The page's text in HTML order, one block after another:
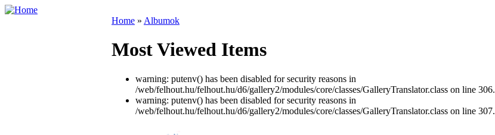
Home » Albumok
Most Viewed Items
warning: putenv() has been disabled for security reasons in
/web/felhout.hu/felhout.hu/d6/gallery2/modules/core/classes/GalleryTranslator.class on line 306.
warning: putenv() has been disabled for security reasons in
/web/felhout.hu/felhout.hu/d6/gallery2/modules/core/classes/GalleryTranslator.class on line 307.